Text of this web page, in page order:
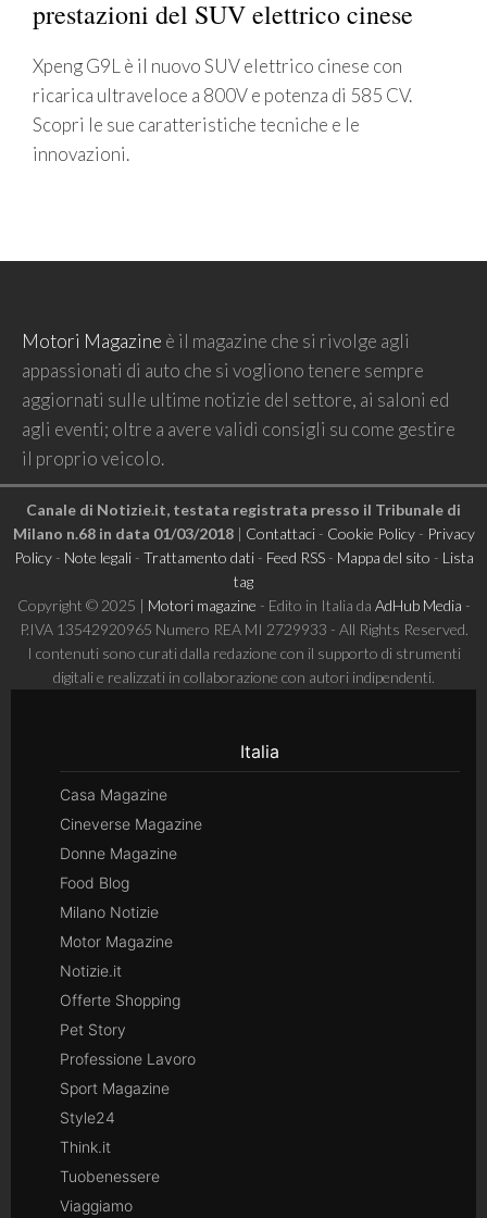
prestazioni del SUV elettrico cinese
Xpeng G9L è il nuovo SUV elettrico cinese con
ricarica ultraveloce a 800V e potenza di 585 CV.
Scopri le sue caratteristiche tecniche e le
innovazioni.
Motori Magazine è il magazine che si rivolge agli
appassionati di auto che si vogliono tenere sempre
aggiornati sulle ultime notizie del settore, ai saloni ed
agli eventi; oltre a avere validi consigli su come gestire
il proprio veicolo.
Canale di Notizie.it, testata registrata presso il Tribunale di
Milano n.68 in data 01/03/2018| Contattaci- Cookie Policy- Privacy
Policy- Note legali- Trattamento dati- Feed RSS- Mappa del sito - Lista
tag
Copyright © 2025 | Motori magazine - Edito in Italia da AdHub Media -
P.IVA 13542920965 Numero REA MI 2729933 - All Rights Reserved.
I contenuti sono curati dalla redazione con il supporto di strumenti
digitali e realizzati in collaborazione con autori indipendenti.
Italia
Casa Magazine
Cineverse Magazine
Donne Magazine
Food Blog
Milano Notizie
Motor Magazine
Notizie.it
Offerte Shopping
Pet Story
Professione Lavoro
Sport Magazine
Style24
Think.it
Tuobenessere
Viaggiamo